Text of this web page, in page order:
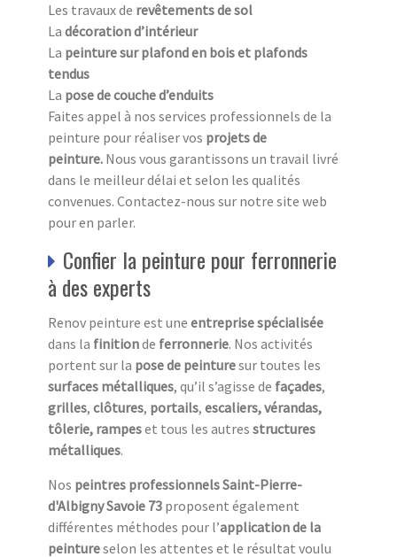
Les travaux de revêtements de sol
La décoration d’intérieur
La peinture sur plafond en bois et plafonds
tendus
La pose de couche d’enduits
Faites appel à nos services professionnels de la
peinture pour réaliser vos projets de
peinture. Nous vous garantissons un travail livré
dans le meilleur délai et selon les qualités
convenues. Contactez-nous sur notre site web
pour en parler.
Confier la peinture pour ferronnerie
à des experts
Renov peinture est une entreprise spécialisée
dans la finitionde ferronnerie. Nos activités
portent sur la pose de peinturesur toutes les
surfaces métalliques, qu’il s’agisse de façades,
grilles, clôtures, portails, escaliers,vérandas,
tôlerie, rampeset tous les autres structures
métalliques.
Nos peintres professionnels Saint-Pierre-
d'Albigny Savoie 73 proposent également
différentes méthodes pour l’application de la
peintureselon les attentes et le résultat voulu